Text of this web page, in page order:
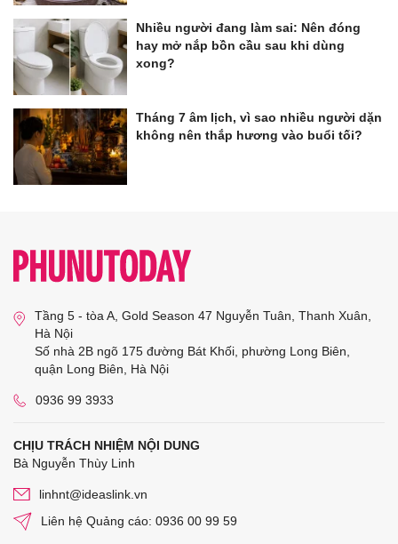
Nhiều người đang làm sai: Nên đóng
hay mở nắp bồn cầu sau khi dùng
xong?
Tháng 7 âm lịch, vì sao nhiều người dặn
không nên thắp hương vào buổi tối?
Tầng 5 - tòa A, Gold Season 47 Nguyễn Tuân, Thanh Xuân,
Hà Nội
Số nhà 2B ngõ 175 đường Bát Khối, phường Long Biên,
quận Long Biên, Hà Nội
0936 99 3933
CHỊU TRÁCH NHIỆM NỘI DUNG
Bà Nguyễn Thùy Linh
linhnt@ideaslink.vn
Liên hệ Quảng cáo: 0936 00 99 59